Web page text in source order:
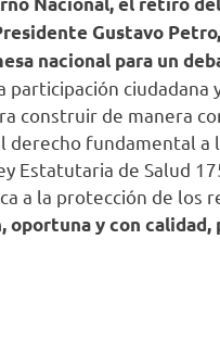
Gustavo
nacional para un
ciudadana
construir de manera
fundamental a
Estatutaria de Salud
a la protección de los
y con calidad,